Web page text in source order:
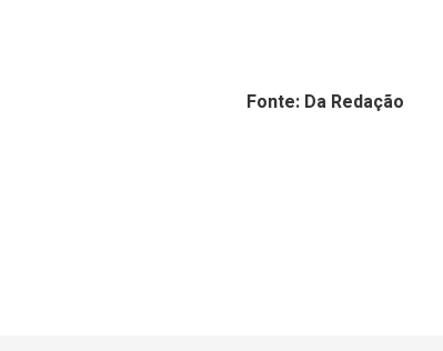
Fonte: Da Redação